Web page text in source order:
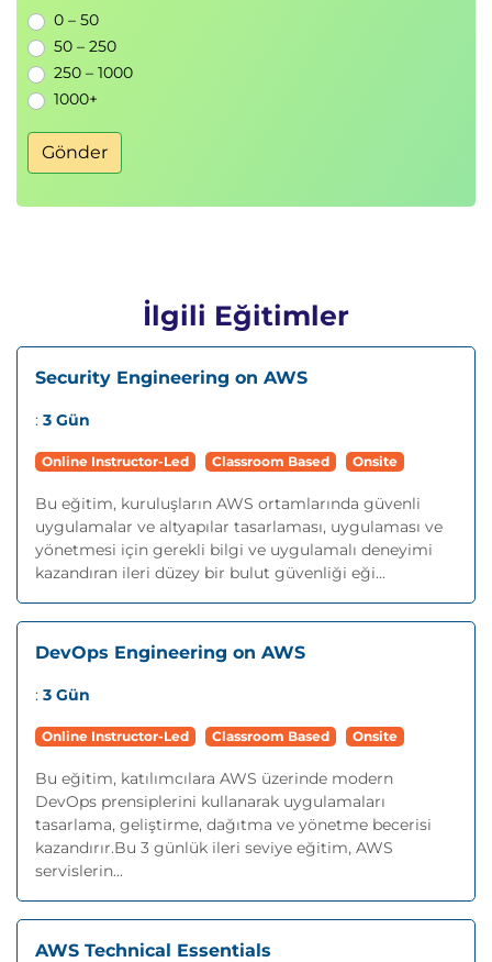
0 – 50
50 – 250
250 – 1000
1000+
Gönder
İlgili Eğitimler
Security Engineering on AWS
: 3 Gün
Online Instructor-Led Classroom Based Onsite
Bu eğitim, kuruluşların AWS ortamlarında güvenli
uygulamalar ve altyapılar tasarlaması, uygulaması ve
yönetmesi için gerekli bilgi ve uygulamalı deneyimi
kazandıran ileri düzey bir bulut güvenliği eği...
DevOps Engineering on AWS
: 3 Gün
Online Instructor-Led Classroom Based Onsite
Bu eğitim, katılımcılara AWS üzerinde modern
DevOps prensiplerini kullanarak uygulamaları
tasarlama, geliştirme, dağıtma ve yönetme becerisi
kazandırır.Bu 3 günlük ileri seviye eğitim, AWS
servislerin...
AWS Technical Essentials